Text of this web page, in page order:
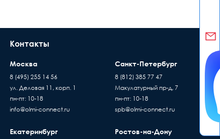
Контакты
Москва
8 (495) 255 14 56
ул. Деловая 11, корп. 1
пн-пт: 10-18
info@olmi-connect.ru
Санкт-Петербург
8 (812) 385 77 47
Макулатурный пр-д, 7
пн-пт: 10-18
spb@olmi-connect.ru
Екатеринбург Ростов-на-Дону